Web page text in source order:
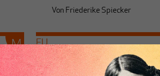
Von Friederike Spiecker
EU
Würden wir den